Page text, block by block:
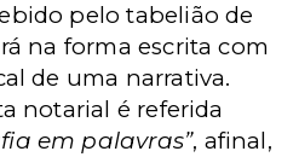
pelo tabelião de
na forma escrita com
de uma narrativa.
notarial é referida
em palavras”, afinal,